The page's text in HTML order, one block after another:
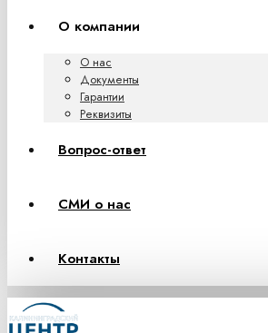
О компании
О нас
Документы
Гарантии
Реквизиты
Вопрос-ответ
СМИ о нас
Контакты